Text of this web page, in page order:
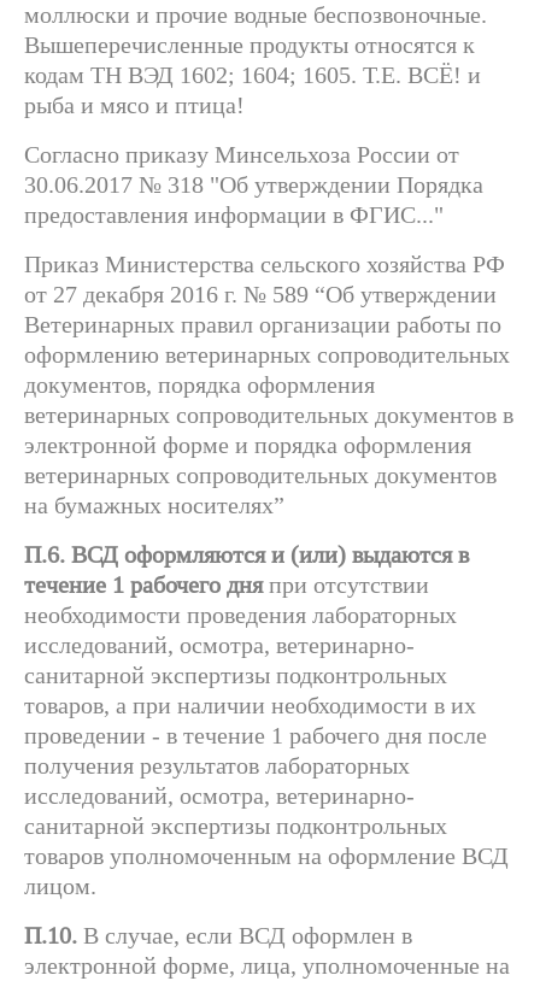
моллюски и прочие водные беспозвоночные.
Вышеперечисленные продукты относятся к
кодам ТН ВЭД 1602; 1604; 1605. Т.Е. ВСЁ! и
рыба и мясо и птица!
Согласно приказу Минсельхоза России от
30.06.2017 № 318 "Об утверждении Порядка
предоставления информации в ФГИС..."
Приказ Министерства сельского хозяйства РФ
от 27 декабря 2016 г. № 589 “Об утверждении
Ветеринарных правил организации работы по
оформлению ветеринарных сопроводительных
документов, порядка оформления
ветеринарных сопроводительных документов в
электронной форме и порядка оформления
ветеринарных сопроводительных документов
на бумажных носителях”
П.6. ВСД оформляются и (или) выдаются в
течение 1 рабочего дняпри отсутствии
необходимости проведения лабораторных
исследований, осмотра, ветеринарно-
санитарной экспертизы подконтрольных
товаров, а при наличии необходимости в их
проведении - в течение 1 рабочего дня после
получения результатов лабораторных
исследований, осмотра, ветеринарно-
санитарной экспертизы подконтрольных
товаров уполномоченным на оформление ВСД
лицом.
П.10. В случае, если ВСД оформлен в
электронной форме, лица, уполномоченные на